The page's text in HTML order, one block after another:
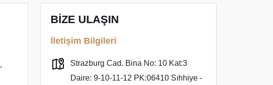
,
BİZE ULAŞIN
İletişim Bilgileri
Strazburg Cad. Bina No: 10 Kat:3
Daire: 9-10-11-12 PK:06410 Sıhhiye -